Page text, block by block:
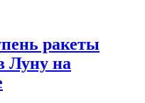
ракеты
Луну на